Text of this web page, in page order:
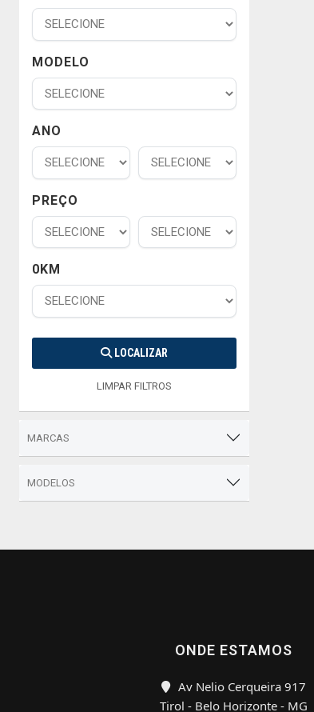
MODELO
ANO
PREÇO
0KM
LOCALIZAR
LIMPAR FILTROS
MARCAS
MODELOS
ONDE ESTAMOS
Av Nelio Cerqueira 917
Tirol - Belo Horizonte - MG